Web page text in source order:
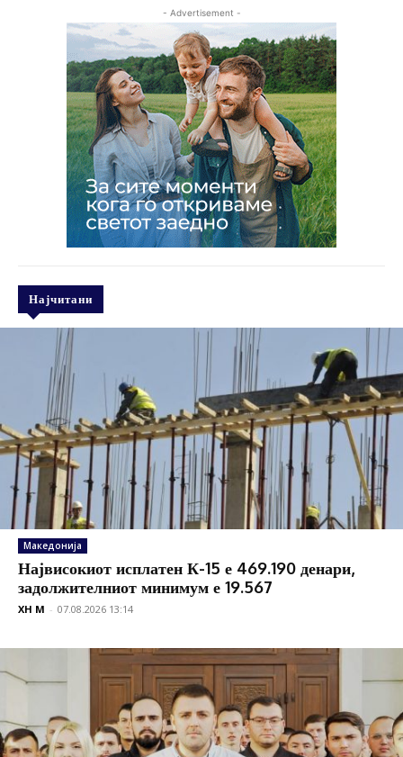
- Advertisement -
Најчитани
Македонија
Највисокиот исплатен К-15 е 469.190 денари,
задолжителниот минимум е 19.567
XH M - 07.08.2026 13:14